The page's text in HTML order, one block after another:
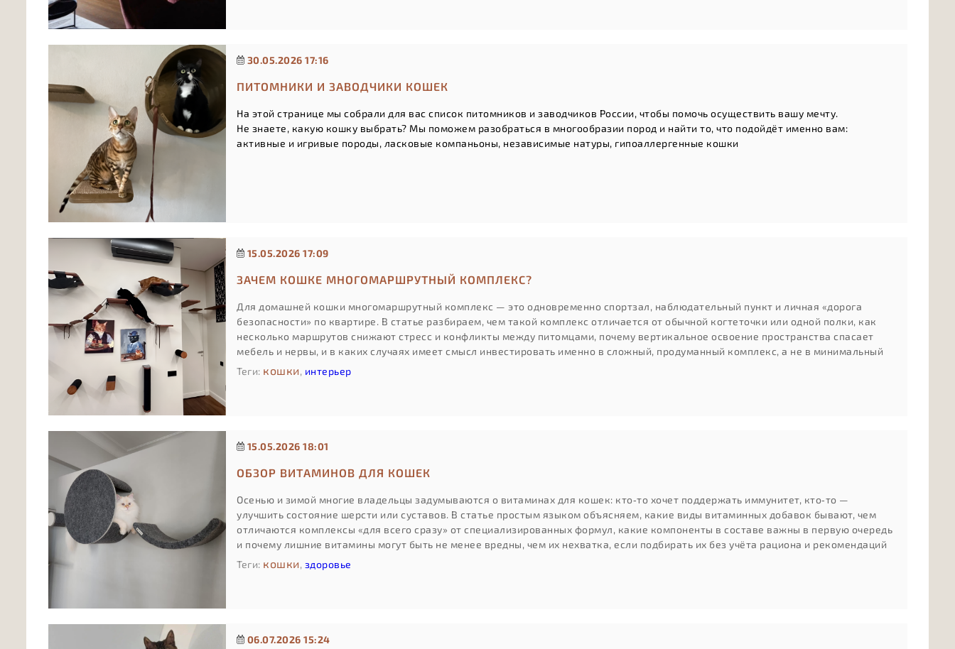
30.05.2026 17:16
ПИТОМНИКИ И ЗАВОДЧИКИ КОШЕК
На этой странице мы собрали для вас список питомников и заводчиков России, чтобы помочь осуществить вашу мечту.
Не знаете, какую кошку выбрать? Мы поможем разобраться в многообразии пород и найти то, что подойдёт именно вам:
активные и игривые породы, ласковые компаньоны, независимые натуры, гипоаллергенные кошки
15.05.2026 17:09
ЗАЧЕМ КОШКЕ МНОГОМАРШРУТНЫЙ КОМПЛЕКС?
Для домашней кошки многомаршрутный комплекс — это одновременно спортзал, наблюдательный пункт и личная «дорога
безопасности» по квартире. В статье разбираем, чем такой комплекс отличается от обычной когтеточки или одной полки, как
несколько маршрутов снижают стресс и конфликты между питомцами, почему вертикальное освоение пространства спасает
мебель и нервы, и в каких случаях имеет смысл инвестировать именно в сложный, продуманный комплекс, а не в минимальный
вариант «для галочки».
Теги: кошки, интерьер
15.05.2026 18:01
ОБЗОР ВИТАМИНОВ ДЛЯ КОШЕК
Осенью и зимой многие владельцы задумываются о витаминах для кошек: кто‑то хочет поддержать иммунитет, кто‑то —
улучшить состояние шерсти или суставов. В статье простым языком объясняем, какие виды витаминных добавок бывают, чем
отличаются комплексы «для всего сразу» от специализированных формул, какие компоненты в составе важны в первую очередь
и почему лишние витамины могут быть не менее вредны, чем их нехватка, если подбирать их без учёта рациона и рекомендаций
врача.
Теги: кошки, здоровье
06.07.2026 15:24